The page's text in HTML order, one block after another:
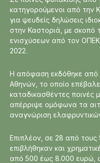
κατηγορούμενοι από την
για ψευδείς δηλώσεις
στην Καστοριά, με σκοπό
ενισχύσεων από τον
2022.
Η απόφαση εκδόθηκε από
Αθηνών, το οποίο
καταδικασθέντες ποινές
απέρριψε ομόφωνα τα
αναγνώριση
Επιπλέον, σε 28 από τους
επιβλήθηκαν και
από 500 έως 8.000 ευρώ,